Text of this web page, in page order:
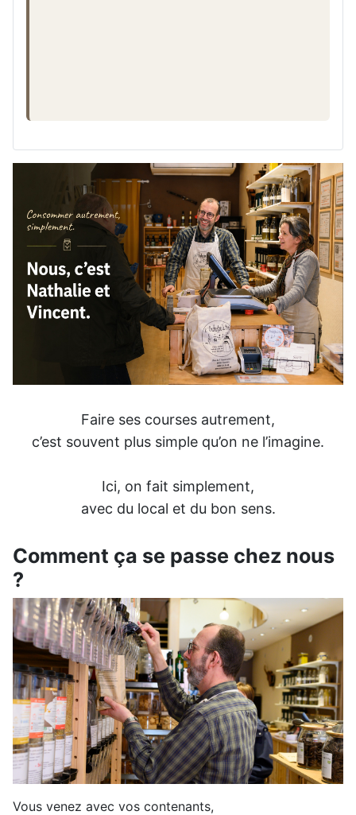
Faire ses courses autrement,
c’est souvent plus simple qu’on ne l’imagine.
Ici, on fait simplement,
avec du local et du bon sens.
Comment ça se passe chez nous
?
Vous venez avec vos contenants,